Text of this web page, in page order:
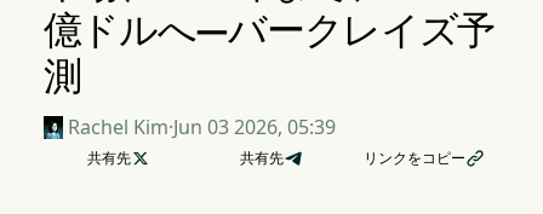
億ドルへ—バークレイズ予
測
Rachel Kim·Jun 03 2026, 05:39
共有先 共有先 リンクをコピー